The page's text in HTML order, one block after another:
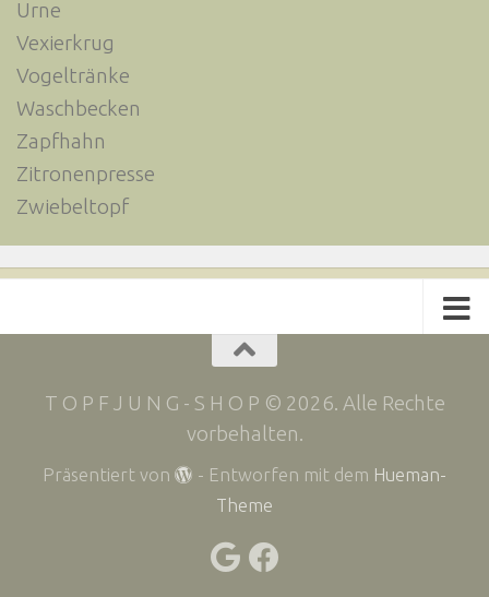
Urne
Vexierkrug
Vogeltränke
Waschbecken
Zapfhahn
Zitronenpresse
Zwiebeltopf
T O P F J U N G - S H O P © 2026. Alle Rechte
vorbehalten.
Präsentiert von - Entworfen mit dem Hueman-
Theme